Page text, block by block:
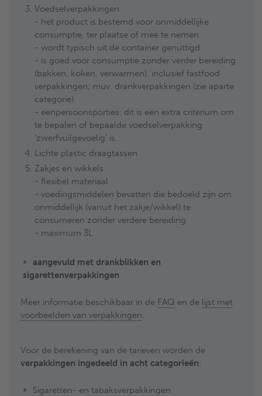
Voedselverpakkingen
- het product is bestemd voor onmiddellijke
consumptie, ter plaatse of mee te nemen
- wordt typisch uit de container genuttigd
- is goed voor consumptie zonder verder bereiding
(bakken, koken, verwarmen), inclusief fastfood
verpakkingen; muv. drankverpakkingen (zie aparte
categorie)
- eenpersoonsporties: dit is een extra criterium om
te bepalen of bepaalde voedselverpakking
‘zwerfvuilgevoelig’ is.
Lichte plastic draagtassen
Zakjes en wikkels
- flexibel materiaal
- voedingsmiddelen bevatten die bedoeld zijn om
onmiddellijk (vanuit het zakje/wikkel) te
consumeren zonder verdere bereiding
- maximum 3L
aangevuld met drankblikken en
sigarettenverpakkingen
Meer informatie beschikbaar in de FAQ en de lijst met
voorbeelden van verpakkingen.
Voor de berekening van de tarieven worden de
verpakkingen ingedeeld in acht categorieën:
Sigaretten- en tabaksverpakkingen